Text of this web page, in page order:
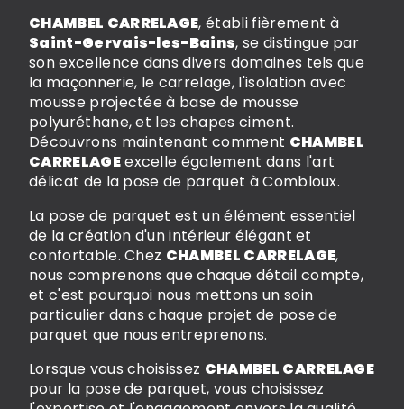
CHAMBEL CARRELAGE, établi fièrement à
Saint-Gervais-les-Bains, se distingue par
son excellence dans divers domaines tels que
la maçonnerie, le carrelage, l'isolation avec
mousse projectée à base de mousse
polyuréthane, et les chapes ciment.
Découvrons maintenant comment CHAMBEL
CARRELAGEexcelle également dans l'art
délicat de la pose de parquet à Combloux.
La pose de parquet est un élément essentiel
de la création d'un intérieur élégant et
confortable. Chez CHAMBEL CARRELAGE,
nous comprenons que chaque détail compte,
et c'est pourquoi nous mettons un soin
particulier dans chaque projet de pose de
parquet que nous entreprenons.
Lorsque vous choisissez CHAMBEL CARRELAGE
pour la pose de parquet, vous choisissez